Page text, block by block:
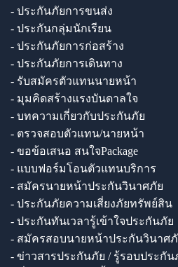
- ประกันภัยการขนส่ง
- ประกันกลุ่มนักเรียน
- ประกันภัยการก่อสร้าง
- ประกันภัยการเดินทาง
- รับสมัครตัวแทนนายหน้า
- มุมคิดสร้างแรงบันดาลใจ
- บทความเกี่ยวกับประกันภัย
- ตรวจสอบตัวแทน/นายหน้า
- ขอข้อเสนอ สนใจPackage
- แบบฟอร์มโอนตัวแทนบริการ
- สมัครนายหน้าประกันวินาศภัย
- ประกันภัยความเสี่ยงภัยทรัพย์สิน
- ประกันทันเวลารู้เข้าใจประกันภัย
- สมัครสอบนายหน้าประกันวินาศ
- ข่าวสารประกันภัย / รู้รอบประกัน